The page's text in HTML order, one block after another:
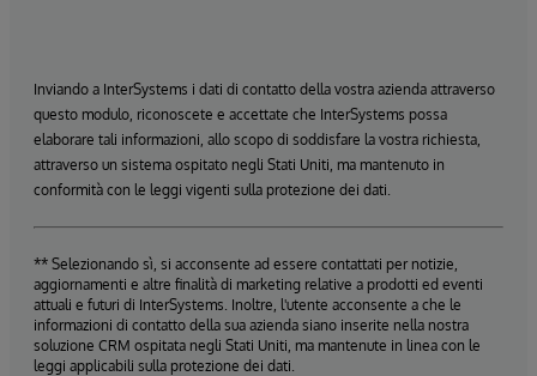
Inviando a InterSystems i dati di contatto della vostra azienda attraverso
questo modulo, riconoscete e accettate che InterSystems possa
elaborare tali informazioni, allo scopo di soddisfare la vostra richiesta,
attraverso un sistema ospitato negli Stati Uniti, ma mantenuto in
conformità con le leggi vigenti sulla protezione dei dati.
** Selezionando sì, si acconsente ad essere contattati per notizie,
aggiornamenti e altre finalità di marketing relative a prodotti ed eventi
attuali e futuri di InterSystems. Inoltre, l'utente acconsente a che le
informazioni di contatto della sua azienda siano inserite nella nostra
soluzione CRM ospitata negli Stati Uniti, ma mantenute in linea con le
leggi applicabili sulla protezione dei dati.